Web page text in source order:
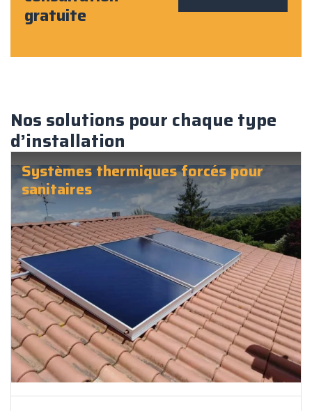
gratuite
Nos solutions pour chaque type
d’installation
Systèmes thermiques forcés pour
sanitaires